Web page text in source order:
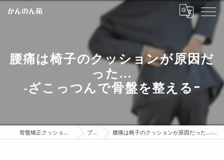
腰痛は椅子のクッションが原因だ
った…
-ざこっつんで骨盤を整えるｰ
骨盤矯正クッションはかんのん苑 ブログ 腰痛は椅子のクッションが原因だった…-ざこっつんで骨盤を整えるｰ